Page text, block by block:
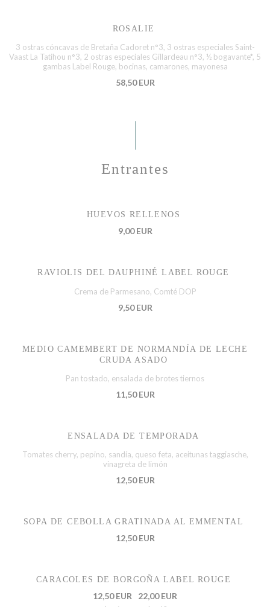
ROSALIE
3 ostras cóncavas de Bretaña Cadoret n°3, 3 ostras especiales Saint-
Vaast La Tatihou n°3, 2 ostras especiales Gillardeau n°3, ½ bogavante*, 5
gambas Label Rouge, bocinas, camarones, mayonesa
58,50 EUR
Entrantes
HUEVOS RELLENOS
9,00 EUR
RAVIOLIS DEL DAUPHINÉ LABEL ROUGE
Crema de Parmesano, Comté DOP
9,50 EUR
MEDIO CAMEMBERT DE NORMANDÍA DE LECHE
CRUDA ASADO
Pan tostado, ensalada de brotes tiernos
11,50 EUR
ENSALADA DE TEMPORADA
Tomates cherry, pepino, sandía, queso feta, aceitunas taggiasche,
vinagreta de limón
12,50 EUR
SOPA DE CEBOLLA GRATINADA AL EMMENTAL
12,50 EUR
CARACOLES DE BORGOÑA LABEL ROUGE
12,50 EUR 22,00 EUR